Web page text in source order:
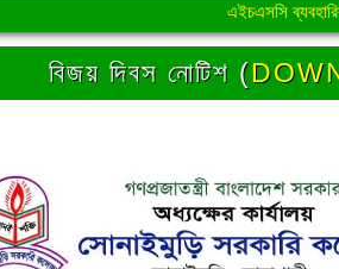
এইচএসসি ব্যবহারিক
বিজয় দিবস নোটিশ (